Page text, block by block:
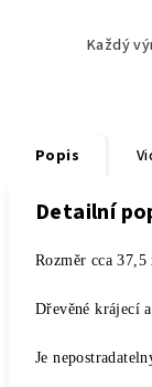
Každý
Popis
Detailní
Rozměr cca
Dřevěné krájecí
Je